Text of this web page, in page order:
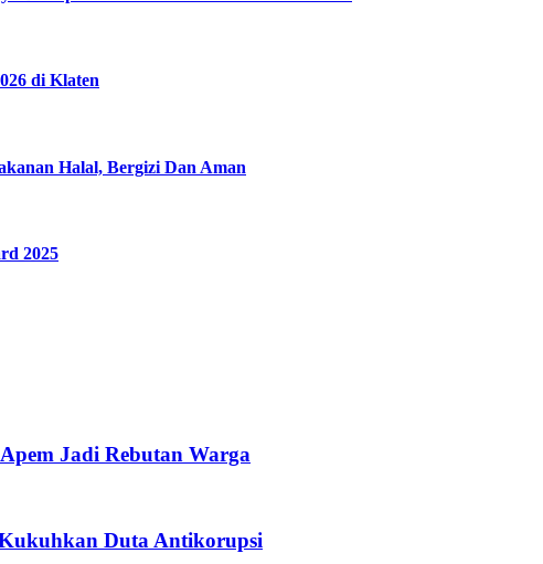
di Klaten
Halal, Bergizi Dan Aman
2025
Jadi Rebutan Warga
Duta Antikorupsi